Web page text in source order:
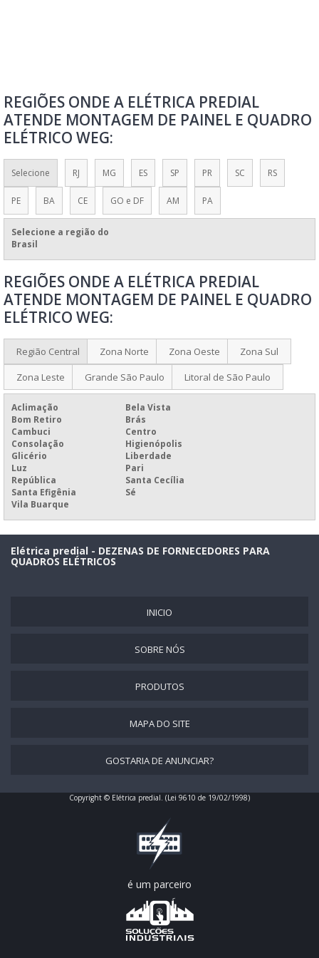
PAINEL ELETRÔNICO INTELIGENTE
PAINEL ELETRÔNICO LED
PAINEL ELETRÔNICO LED PARA PUBLICIDADE
PAINEL ELETRÔNICO LED PREÇO
PAINEL ELETRÔNICO LETREIRO LUMINOSO LED
PAINEL ELETRÔNICO MÓVEL DE CARRETA
PAINEL ELETRÔNICO NCM
PAINEL ELETRÔNICO NUMÉRICO PARA ORIENTAÇÃO DE FILAS
PAINEL ELETRÔNICO PARA POSTO DE COMBUSTÍVEL
PAINEL ELETRÔNICO PARA PROPAGANDA
PAINEL ELETRÔNICO PARA QUEIMADOR DE PALHA
PAINEL ELETRÔNICO PREÇO
PAINEL MULTILINHAS ELETRÔNICO
PLACAR ELETRÔNICO ESPORTIVO PREÇO
PREÇO DE PAINEL ELETRÔNICO DE MENSAGEM
PAINEL ELÉTRICO INDUSTRIAL COMPLETO
REGIÕES ONDE A ELÉTRICA PREDIAL
ATENDE MONTAGEM DE PAINEL E QUADRO
ELÉTRICO WEG:
Selecione RJ MG ES SP PR SC RS
PE BA CE GO e DF AM PA
Selecione a região do
Brasil
REGIÕES ONDE A ELÉTRICA PREDIAL
ATENDE MONTAGEM DE PAINEL E QUADRO
ELÉTRICO WEG:
Região Central Zona Norte Zona Oeste
Zona Sul
Zona Leste
Grande São Paulo Litoral de São Paulo
Aclimação
Bela Vista
Bom Retiro
Brás
Cambuci
Centro
Consolação
Higienópolis
Glicério
Liberdade
Luz
Pari
República
Santa Cecília
Santa Efigênia
Sé
Vila Buarque
Elétrica predial - DEZENAS DE FORNECEDORES PARA
QUADROS ELÉTRICOS
INICIO
SOBRE NÓS
PRODUTOS
MAPA DO SITE
GOSTARIA DE ANUNCIAR?
Copyright © Elétrica predial. (Lei 9610 de 19/02/1998)
é um parceiro